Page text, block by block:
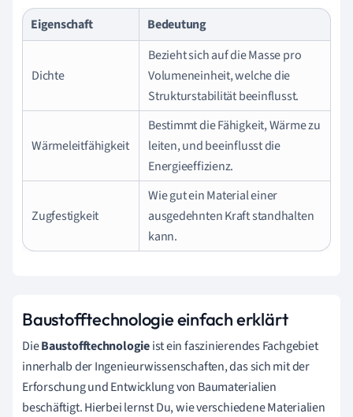
Eigenschaft Bedeutung
Dichte
Bezieht sich auf die Masse pro
Volumeneinheit, welche die
Strukturstabilität beeinflusst.
Wärmeleitfähigkeit
Bestimmt die Fähigkeit, Wärme zu
leiten, und beeinflusst die
Energieeffizienz.
Zugfestigkeit
Wie gut ein Material einer
ausgedehnten Kraft standhalten
kann.
Baustofftechnologie einfach erklärt
DieBaustofftechnologieist ein faszinierendes Fachgebiet
innerhalb der Ingenieurwissenschaften, das sich mit der
Erforschung und Entwicklung von Baumaterialien
beschäftigt. Hierbei lernst Du, wie verschiedene Materialien